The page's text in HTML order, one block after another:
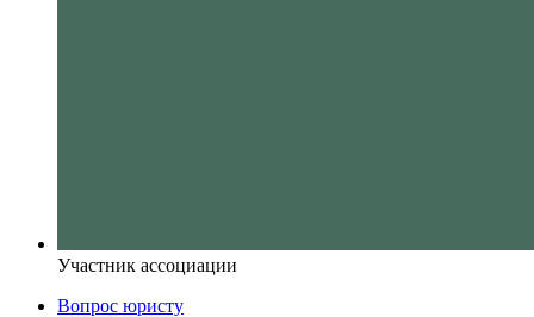
Участник ассоциации
Вопрос юристу